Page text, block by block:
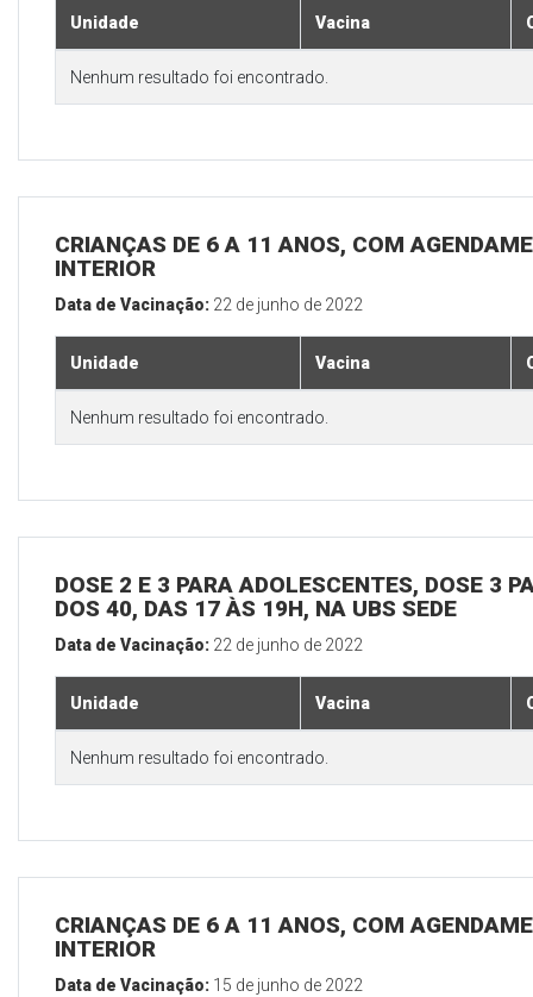
Unidade Vacina
Nenhum resultado foi encontrado.
CRIANÇAS DE 6 A 11 ANOS, COM
INTERIOR
Data de Vacinação: 22 de junho de 2022
Unidade Vacina
Nenhum resultado foi encontrado.
DOSE 2 E 3 PARA ADOLESCENTES, DOSE 3
DOS 40, DAS 17 ÀS 19H, NA UBS SEDE
Data de Vacinação: 22 de junho de 2022
Unidade Vacina
Nenhum resultado foi encontrado.
CRIANÇAS DE 6 A 11 ANOS, COM
INTERIOR
Data de Vacinação: 15 de junho de 2022